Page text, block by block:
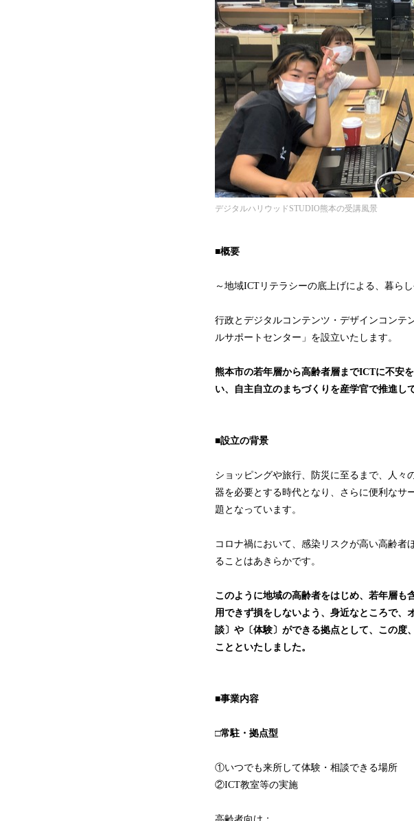
デジタルハリウッドSTUDIO熊本の受講風景
■概要
～地域ICTリテラシーの底上げによる、暮ら
行政とデジタルコンテンツ・デザインコンテ
ルサポートセンター」を設立いたします。
熊本市の若年層から高齢者層までICTに不安
い、自主自立のまちづくりを産学官で推進し
■設立の背景
ショッピングや旅行、防災に至るまで、人々
器を必要とする時代となり、さらに便利なサ
題となっています。
コロナ禍において、感染リスクが高い高齢者
ることはあきらかです。
このように地域の高齢者をはじめ、若年層も
用できず損をしないよう、身近なところで、
談〕や〔体験〕ができる拠点として、この度
ことといたしました。
■事業内容
□常駐・拠点型
①いつでも来所して体験・相談できる場所
②ICT教室等の実施